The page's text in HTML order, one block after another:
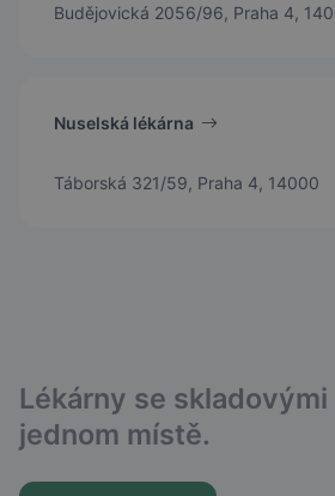
Budějovická 2056/96, Praha 4,
Nuselská lékárna
Táborská 321/59, Praha 4, 14000
Lékárny se skladovými
jednom místě.